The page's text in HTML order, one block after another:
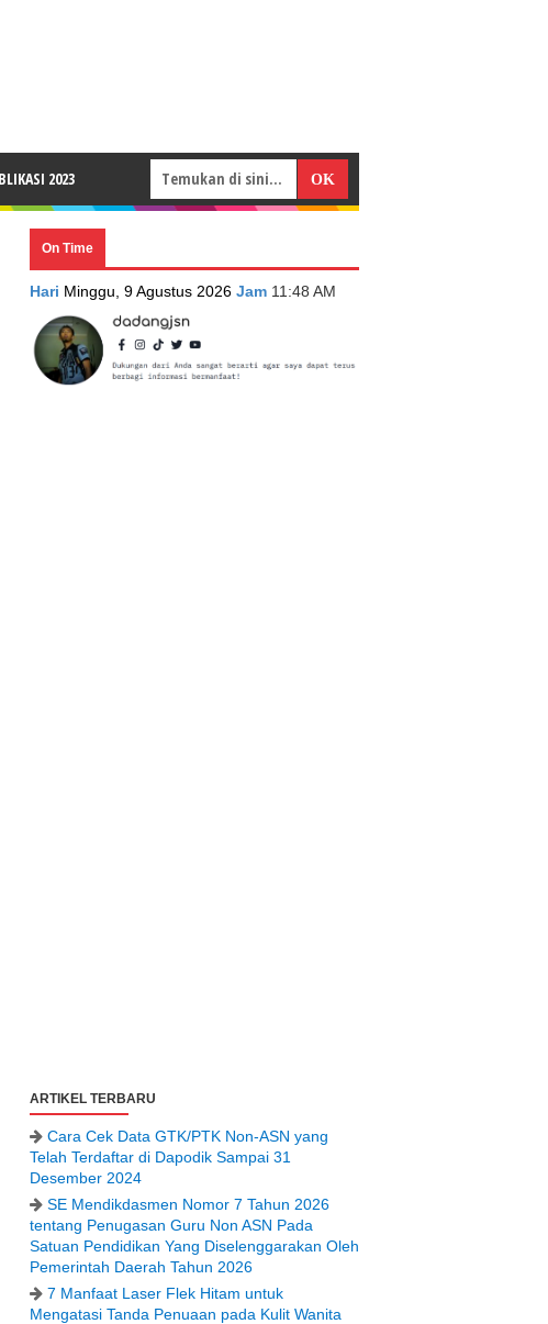
2023
On Time
Hari Minggu, 9 Agustus 2026 Jam 11:48 AM
ARTIKEL TERBARU
Cara Cek Data GTK/PTK Non-ASN yang
Telah Terdaftar di Dapodik Sampai 31
Desember 2024
SE Mendikdasmen Nomor 7 Tahun 2026
tentang Penugasan Guru Non ASN Pada
Satuan Pendidikan Yang Diselenggarakan Oleh
Pemerintah Daerah Tahun 2026
7 Manfaat Laser Flek Hitam untuk
Mengatasi Tanda Penuaan pada Kulit Wanita